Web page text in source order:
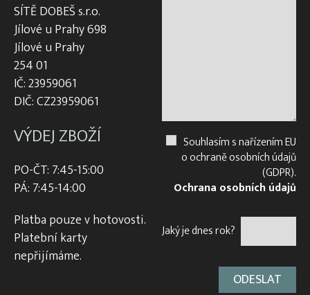
SÍTĚ DOBEŠ s.r.o.
Jílové u Prahy 698
Jílové u Prahy
254 01
IČ: 23959061
DIČ: CZ23959061
VÝDEJ ZBOŽÍ
PO-ČT: 7:45-15:00
PÁ: 7:45-14:00
Platba pouze v hotovosti.
Platební karty
nepřijímáme.
Souhlasím s nařízením EU
o ochraně osobních údajů
(GDPR).
Ochrana osobních údajů
Jaký je dnes rok?